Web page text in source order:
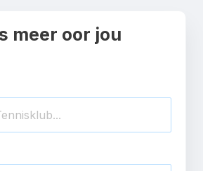
meer oor jou